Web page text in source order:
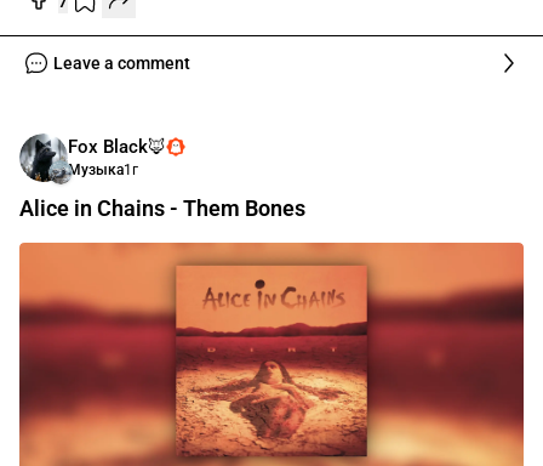
Leave a comment
Fox Black🦊
Музыка1г
Alice in Chains - Them Bones